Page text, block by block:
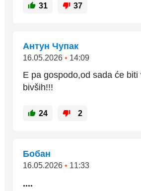
31 37
Антун Чупак
16.05.2026 • 14:09
E pa gospodo,od sada će biti
bivših!!!
24 2
Бобан
16.05.2026 • 11:33
....